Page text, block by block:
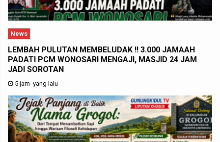
News
LEMBAH PULUTAN MEMBELUDAK !! 3.000 JAMAAH
PADATI PCM WONOSARI MENGAJI, MASJID 24 JAM
JADI SOROTAN
5 jam yang lalu